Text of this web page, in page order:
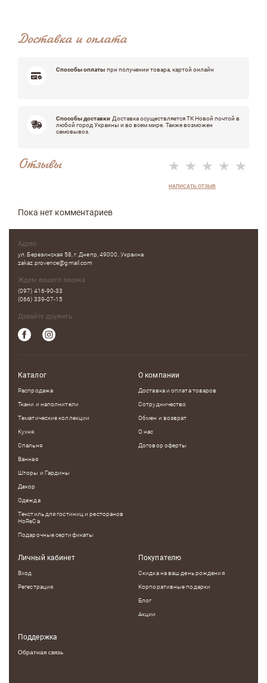
Доставка и оплата
Способы оплаты при получении товара, картой онлайн
Способы доставки Доставка осуществляется ТК Новой почтой в
любой город Украины и во всем мире. Также возможен
самовывоз.
Отзывы
НАПИСАТЬ ОТЗЫВ
Пока нет комментариев
Адрес
ул. Березинская 58, г. Днепр, 49000, Украина
zakaz.provence@gmail.com
Ждем вашего звонка
(097) 416-90-33
(066) 339-07-15
Давайте дружить
Каталог
Распродажа
Ткани и наполнители
Тематические коллекции
Кухня
Спальня
Ванная
Шторы и Гардины
Декор
Одежда
Текстиль для гостиниц и ресторанов
HoReCa
Подарочные сертификаты
О компании
Доставка и оплата товаров
Сотрудничество
Обмен и возврат
О нас
Договор оферты
Личный кабинет
Вход
Регестрация
Покупателю
Скидка на ваш день рождения
Корпоративные подарки
Блог
Акции
Поддержка
Обратная связь